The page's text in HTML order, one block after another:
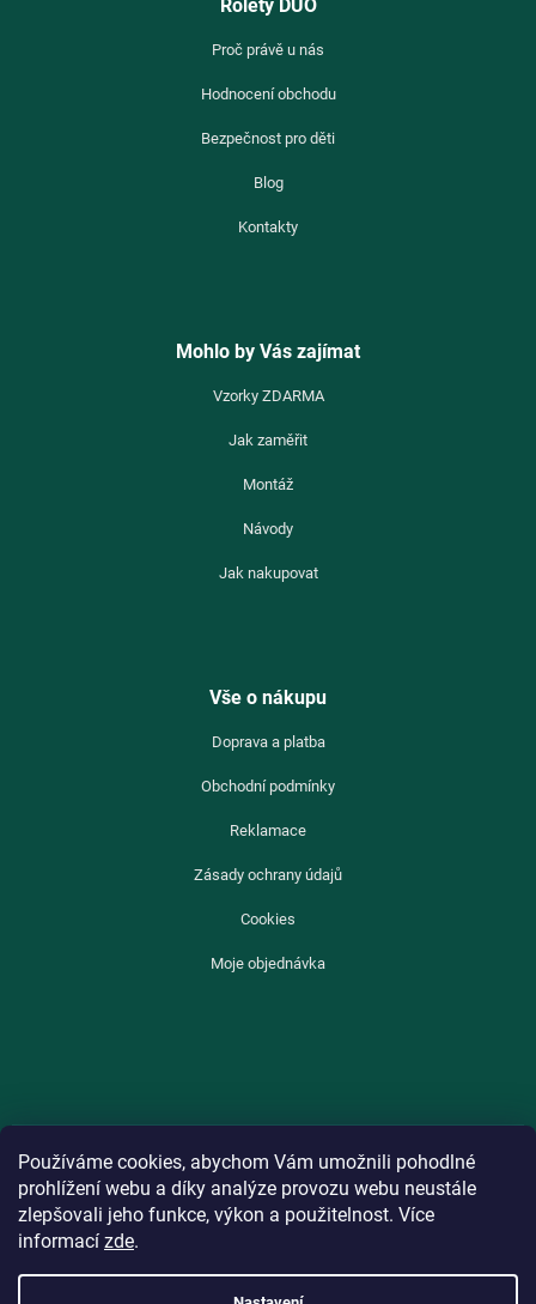
Používáme cookies, abychom Vám umožnili pohodlné
prohlížení webu a díky analýze provozu webu neustále
zlepšovali jeho funkce, výkon a použitelnost. Více
informací zde.
Rolety DUO
Proč právě u nás
Hodnocení obchodu
Bezpečnost pro děti
Blog
Kontakty
Mohlo by Vás zajímat
Vzorky ZDARMA
Jak zaměřit
Montáž
Návody
Jak nakupovat
Vše o nákupu
Doprava a platba
Obchodní podmínky
Reklamace
Zásady ochrany údajů
Cookies
Moje objednávka